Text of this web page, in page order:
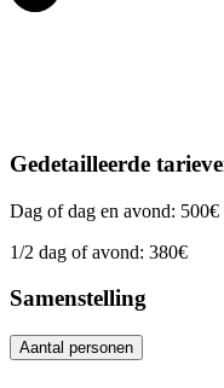
Gedetailleerde
Dag of dag en avond: 500€
1/2 dag of avond: 380€
Samenstelling
Aantal personen